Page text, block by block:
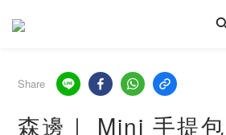
Share
森邊｜ Mini 手提